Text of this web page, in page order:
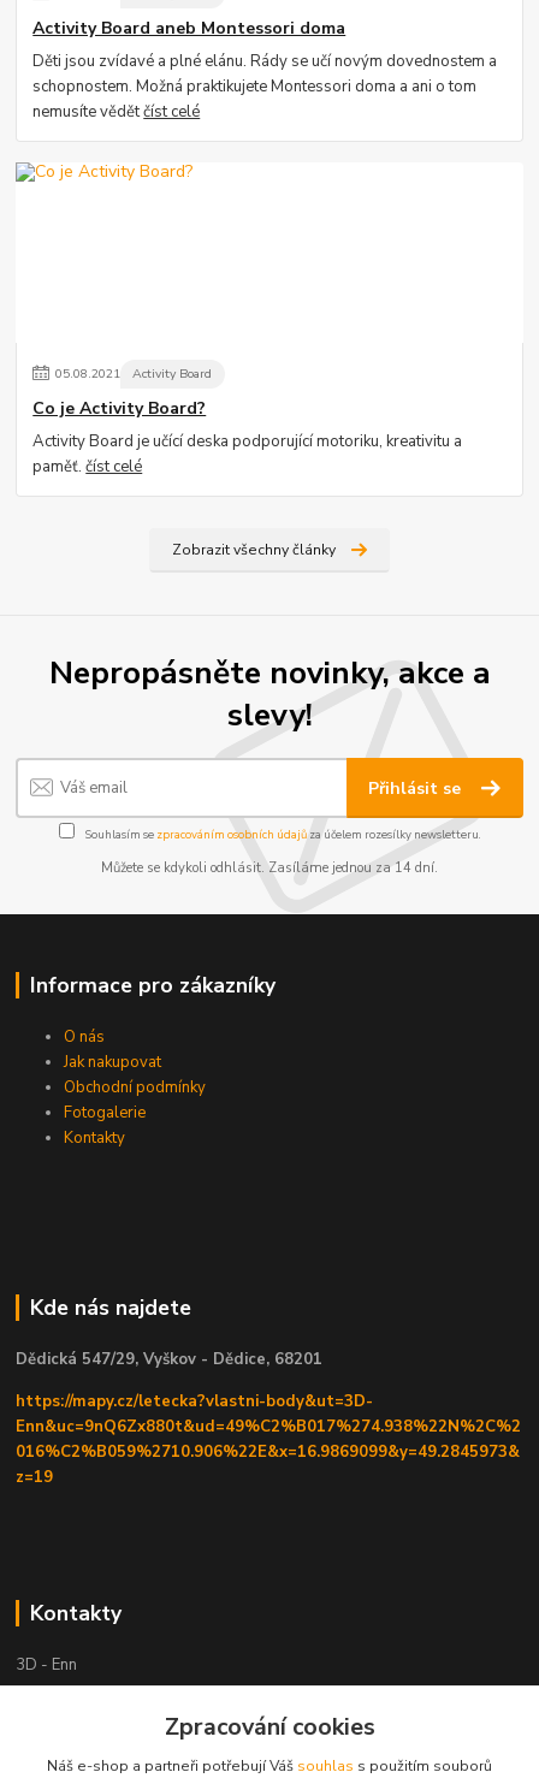
Activity Board aneb Montessori doma
Děti jsou zvídavé a plné elánu. Rády se učí novým dovednostem a
schopnostem. Možná praktikujete Montessori doma a ani o tom
nemusíte vědětčíst celé
05.08.2021 Activity Board
Co je Activity Board?
Activity Board je učící deska podporující motoriku, kreativitu a
paměť.číst celé
Zobrazit všechny články
Nepropásněte novinky, akce a
slevy!
Přihlásit se
Souhlasím se zpracováním osobních údajůza účelem rozesílky newsletteru.
Můžete se kdykoli odhlásit. Zasíláme jednou za 14 dní.
Informace pro zákazníky
O nás
Jak nakupovat
Obchodní podmínky
Fotogalerie
Kontakty
Kde nás najdete
Dědická 547/29, Vyškov - Dědice, 68201
https://mapy.cz/letecka?vlastni-body&ut=3D-
Enn&uc=9nQ6Zx880t&ud=49%C2%B017%274.938%22N%2C%2
016%C2%B059%2710.906%22E&x=16.9869099&y=49.2845973&
z=19
Kontakty
3D - Enn
+420 605525911Zpracování cookies
Náš e-shop a partneři potřebují Váš souhlas s použitím souborů